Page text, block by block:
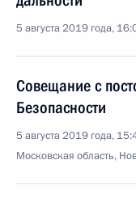
5 августа 2019 года,
Совещание с
Безопасности
5 августа 2019 года,
Московская область,